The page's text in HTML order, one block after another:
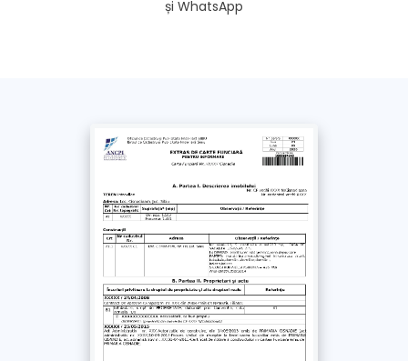
Fără această opțiune, extrasul se trimite doar pe e-
Condițiile
acestui site. Împuternicesc un
reprezentant Extras-rapid.ro să solicite în
Plăteștecu Cardul >69Lei+ TVA
Plătește prinbancă>69Lei+ TVA
și WhatsApp